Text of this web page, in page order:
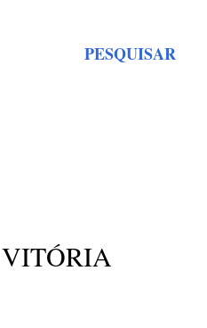
PESQUISAR